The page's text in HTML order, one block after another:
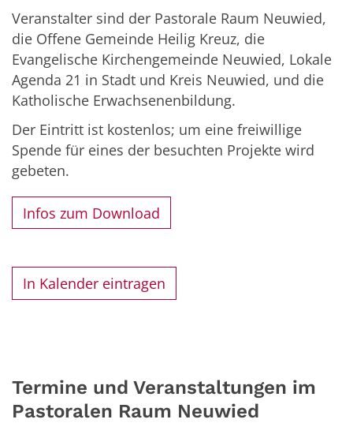
Veranstalter sind der Pastorale Raum Neuwied,
die Offene Gemeinde Heilig Kreuz, die
Evangelische Kirchengemeinde Neuwied, Lokale
Agenda 21 in Stadt und Kreis Neuwied, und die
Katholische Erwachsenenbildung.
Der Eintritt ist kostenlos; um eine freiwillige
Spende für eines der besuchten Projekte wird
gebeten.
Infos zum Download
In Kalender eintragen
Termine und Veranstaltungen im
Pastoralen Raum Neuwied